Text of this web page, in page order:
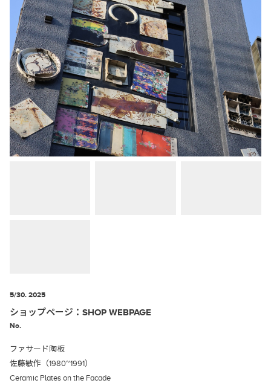
5/30. 2025
ショップページ：SHOP WEBPAGE
No.
ファサード陶板
佐藤敏作（1980~1991）
Ceramic Plates on the Facade